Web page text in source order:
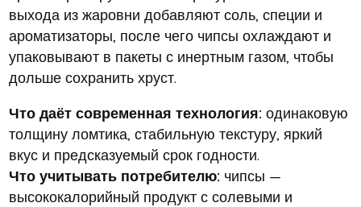
выхода из жаровни добавляют соль, специи и
ароматизаторы, после чего чипсы охлаждают и
упаковывают в пакеты с инертным газом, чтобы
дольше сохранить хруст.
Что даёт современная технология: одинаковую
толщину ломтика, стабильную текстуру, яркий
вкус и предсказуемый срок годности.
Что учитывать потребителю: чипсы —
высококалорийный продукт с солевыми и